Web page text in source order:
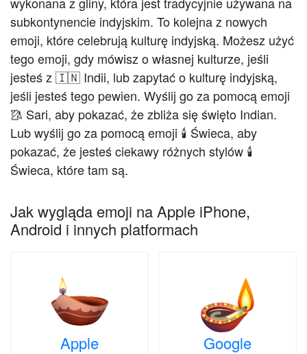
subkontynencie indyjskim. To kolejna z nowych
emoji, które celebrują kulturę indyjską. Możesz użyć
tego emoji, gdy mówisz o własnej kulturze, jeśli
jesteś z 🇮🇳 Indii, lub zapytać o kulturę indyjską,
jeśli jesteś tego pewien. Wyślij go za pomocą emoji
🥻 Sari, aby pokazać, że zbliża się święto Indian.
Lub wyślij go za pomocą emoji 🕯️ Świeca, aby
pokazać, że jesteś ciekawy różnych stylów 🕯️
Świeca, które tam są.
Jak wygląda emoji na Apple iPhone,
Android i innych platformach
Apple Google